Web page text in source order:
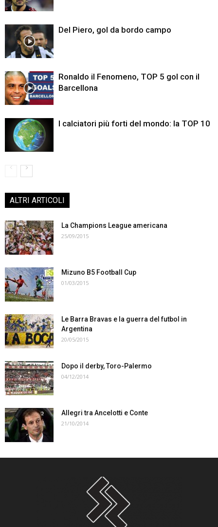
Del Piero, gol da bordo campo
Ronaldo il Fenomeno, TOP 5 gol con il
Barcellona
I calciatori più forti del mondo: la TOP 10
ALTRI ARTICOLI
La Champions League americana
25/09/2015
Mizuno B5 Football Cup
01/03/2015
Le Barra Bravas e la guerra del futbol in
Argentina
20/05/2015
Dopo il derby, Toro-Palermo
04/12/2014
Allegri tra Ancelotti e Conte
21/10/2014